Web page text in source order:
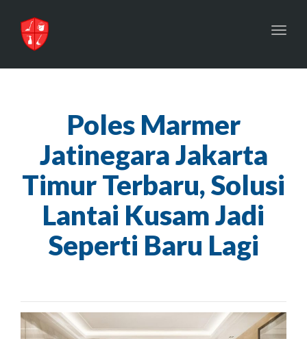
Poles Marmer
Jatinegara Jakarta
Timur Terbaru, Solusi
Lantai Kusam Jadi
Seperti Baru Lagi